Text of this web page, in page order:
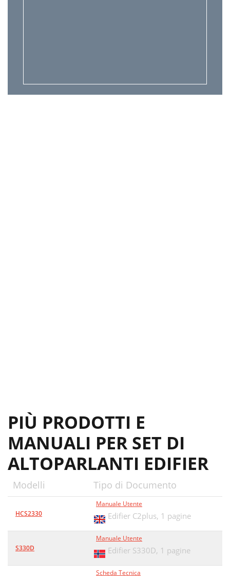
PIÙ PRODOTTI E
MANUALI PER SET DI
ALTOPARLANTI EDIFIER
Modelli Tipo di Documento
HCS2330
Manuale Utente
Edifier C2plus, 1 pagine
S330D
Manuale Utente
Edifier S330D, 1 pagine
Scheda Tecnica